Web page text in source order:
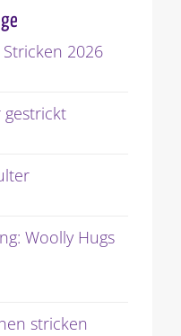
2026
gestrickt
Woolly Hugs
stricken